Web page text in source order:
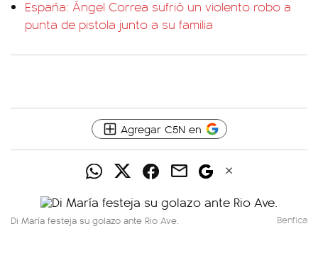
España: Ángel Correa sufrió un violento robo a
punta de pistola junto a su familia
Agregar C5N en
Di María festeja su golazo ante Rio Ave. Benfica